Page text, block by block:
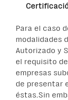
Para el caso
modalidades
Autorizado y
el requisito
empresas
de presentar
éstas.Sin